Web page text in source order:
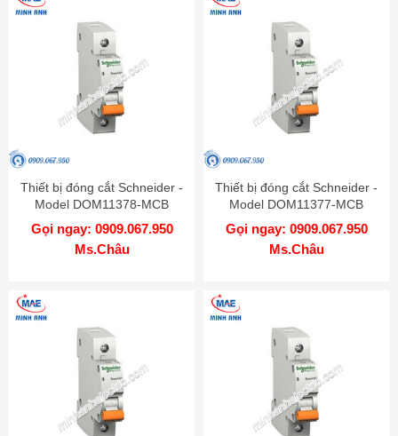
Thiết bị đóng cắt Schneider -
Model DOM11378-MCB
Gọi ngay: 0909.067.950
Ms.Châu
Thiết bị đóng cắt Schneider -
Model DOM11377-MCB
Gọi ngay: 0909.067.950
Ms.Châu